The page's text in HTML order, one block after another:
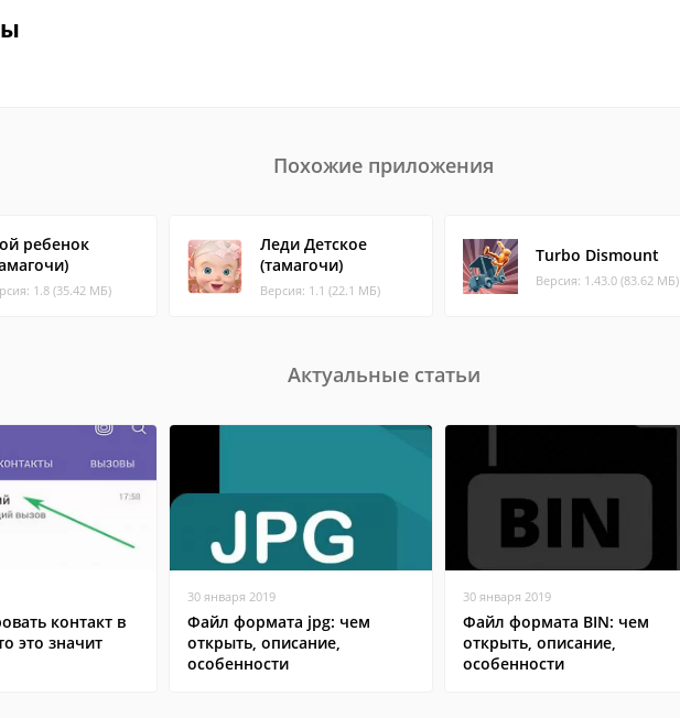
Похожие приложения
ребенок
1.8 (35.42 МБ)
Леди Детское
(тамагочи)
Версия: 1.1 (22.1 МБ)
Turbo Dismount
Версия: 1.43.0 (83.62 МБ)
Актуальные статьи
контакт в
это значит
30 января 2019
Файл формата jpg: чем
открыть, описание,
особенности
30 января 2019
Файл формата BIN: чем
открыть, описание,
особенности